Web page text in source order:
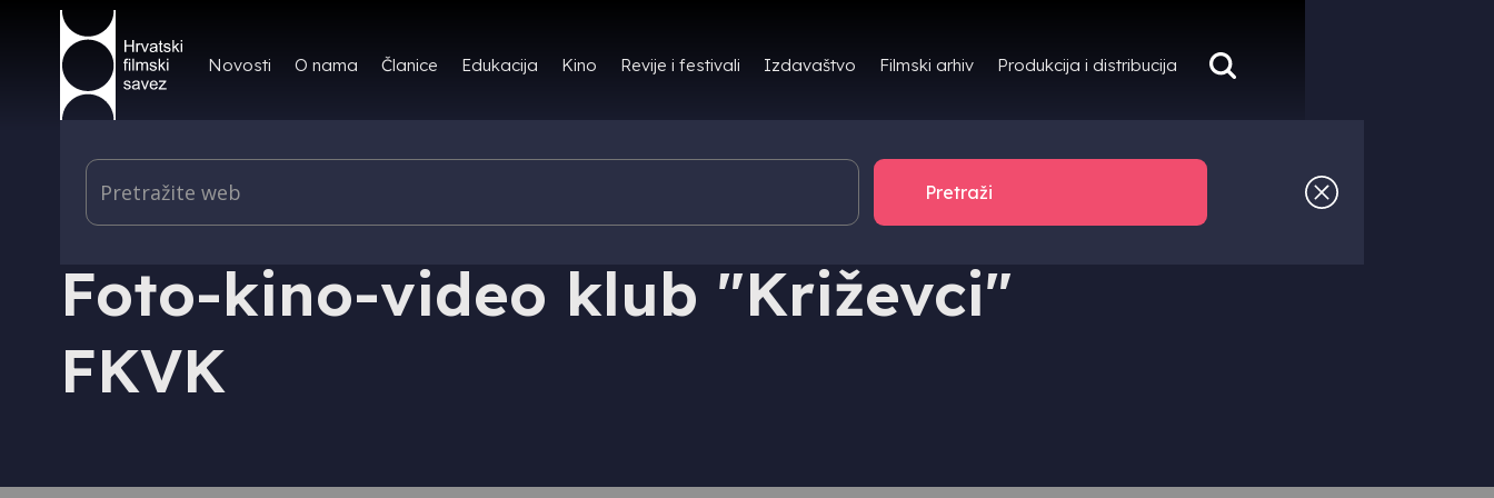
Novosti O nama Članice Edukacija Kino Revije i festivali Izdavaštvo Filmski arhiv Produkcija i distribucija
ČLANICA
Foto-kino-video klub "Križevci"
FKVK